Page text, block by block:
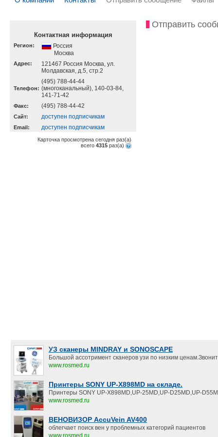
Контактная информация
Регион:
Россия
Москва
Адрес:
121467 Россия Москва, ул.
Молдавская, д.5, стр.2
Телефон:
(495) 788-44-44
(многоканальный), 140-03-84,
141-71-42
Факс: (495) 788-44-42
Cайт: доступен подписчикам
Email: доступен подписчикам
Карточка просмотрена сегодня раз(a)
всего 4315 раз(a)
Отправить
УЗ сканеры MINDRAY и SONOSCAPE
Большой ассотримент сканеров узи по низким
www.rosmed.ru
Принтеры SONY UP-X898MD на складе.
Принтеры SONY UP-X898MD,UP-25MD,UP-D25MD,UP-
www.rosmed.ru
ВЕНОВИЗОР AccuVein AV400
облегчает поиск вен у проблемных категорий пациентов
www.rosmed.ru